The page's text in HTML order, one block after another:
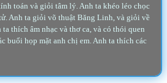
toán và giỏi tâm lý. Anh ta khéo léo chọc
Anh ta giỏi võ thuật Băng Linh, và giỏi về
thích âm nhạc và thơ ca, và có thói quen
buổi họp mặt anh chị em. Anh ta thích các